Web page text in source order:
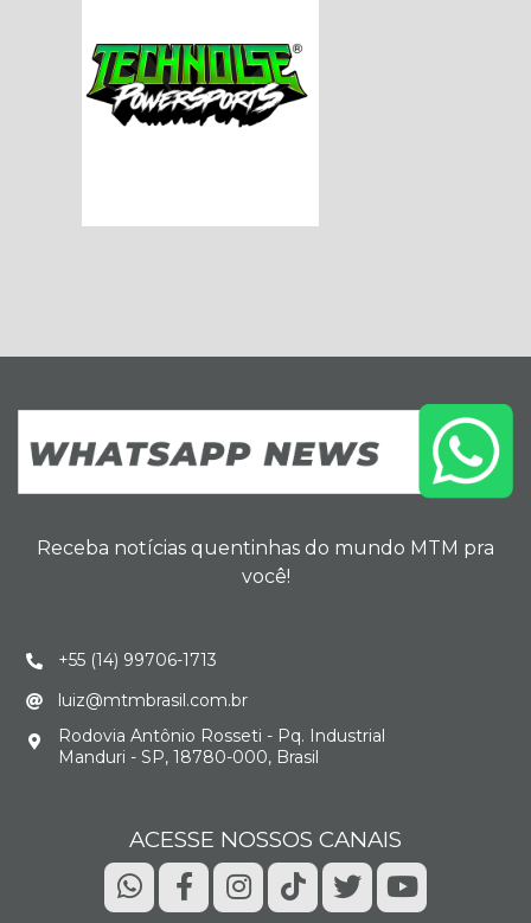
Receba notícias quentinhas do mundo MTM pra
você!
+55 (14) 99706-1713
luiz@mtmbrasil.com.br
Rodovia Antônio Rosseti - Pq. Industrial
Manduri - SP, 18780-000, Brasil
ACESSE NOSSOS CANAIS